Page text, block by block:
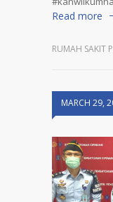
Read more
RUMAH SAKIT
MARCH 29,